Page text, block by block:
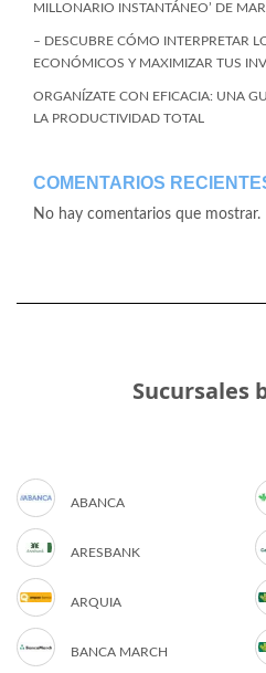
MILLONARIO INSTANTÁNEO’ DE
– DESCUBRE CÓMO INTERPRETAR
ECONÓMICOS Y MAXIMIZAR TUS
ORGANÍZATE CON EFICACIA: UNA
LA PRODUCTIVIDAD TOTAL
COMENTARIOS
No hay comentarios que mostrar.
Sucursales
ABANCA
ARESBANK
ARQUIA
BANCA MARCH